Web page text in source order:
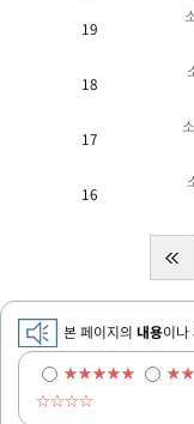
19
18
17
16
본 페이지의 내용이나
★★★★★
☆☆☆☆